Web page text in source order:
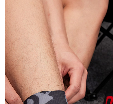
１．透過由恩沛科技股份有限公司提
易，需依本服務之必要範圍內提供個
權轉讓予恩沛科技股份有限公司。
２．關於個人資料處理事宜，請瀏覽
https://aftee.tw/terms/#terms3
３．未成年的使用者請事先徵得法定
「AFTEE先享後付」，若未經同意申
任。
４．使用「AFTEE先享後付」時，將
時審查核予不同之上限額度；若仍有
請求用戶進行身份認證。
每筆NT$80，滿NT$1,300(含以